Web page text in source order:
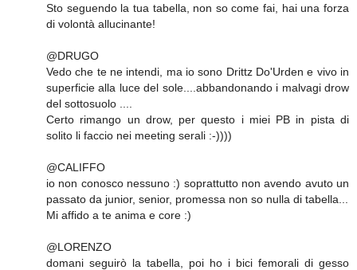
Sto seguendo la tua tabella, non so come fai, hai una forza
di volontà allucinante!
@DRUGO
Vedo che te ne intendi, ma io sono Drittz Do'Urden e vivo in
superficie alla luce del sole....abbandonando i malvagi drow
del sottosuolo ....
Certo rimango un drow, per questo i miei PB in pista di
solito li faccio nei meeting serali :-))))
@CALIFFO
io non conosco nessuno :) soprattutto non avendo avuto un
passato da junior, senior, promessa non so nulla di tabella...
Mi affido a te anima e core :)
@LORENZO
domani seguirò la tabella, poi ho i bici femorali di gesso